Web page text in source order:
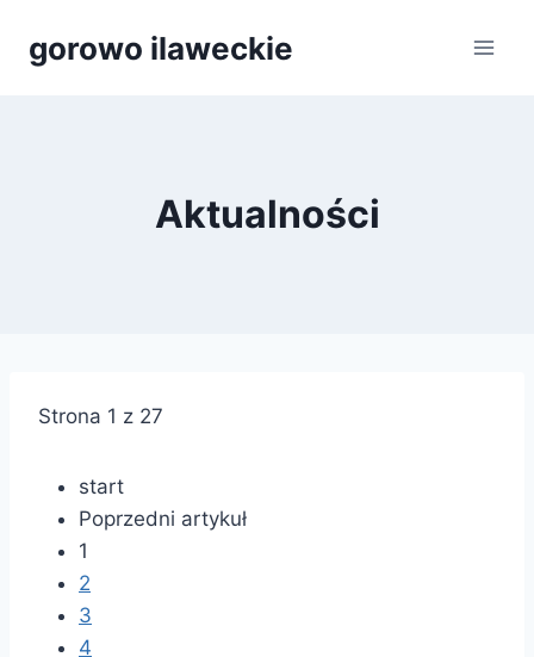
gorowo ilaweckie
Aktualności
Strona 1 z 27
start
Poprzedni artykuł
1
2
3
4